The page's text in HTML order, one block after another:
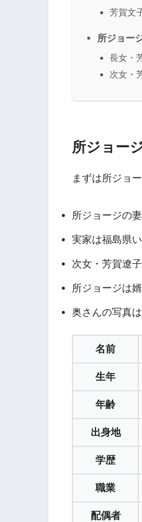
芳賀文
所ジョー
長女・
次女・
所ジョー
まずは所ジョ
所ジョージの
実家は福島県
次女・芳賀遼
所ジョージは
奥さんの写真
名前
生年
年齢
出身地
学歴
職業
配偶者